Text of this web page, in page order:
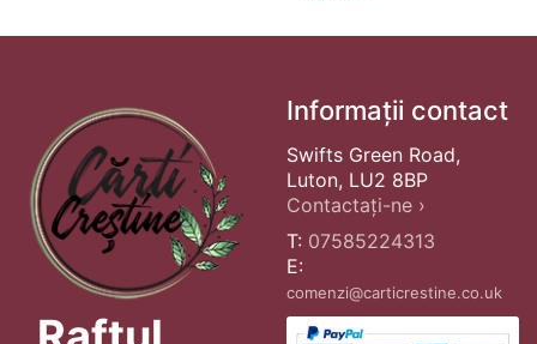
Informații contact
Swifts Green Road,
Luton, LU2 8BP
Contactați-ne ›
T: 07585224313
E:
comenzi@carticrestine.co.uk